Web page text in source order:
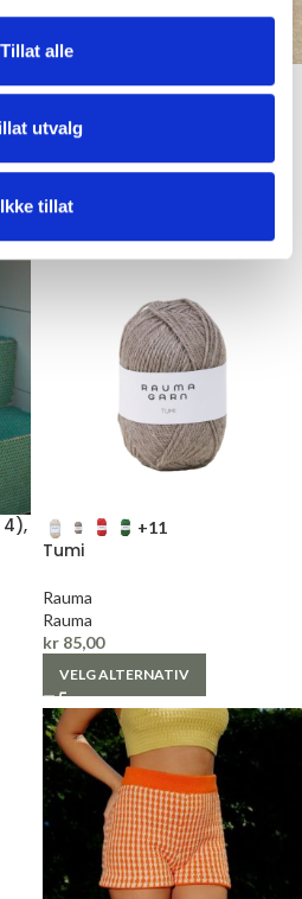
Tillat alle
utvalg
Ikke tillat
Strikkepakke
Baby,
Sandnes Garn
4),
+11
Tumi
Rauma
Rauma
kr 85,00
VELG ALTERNATIV